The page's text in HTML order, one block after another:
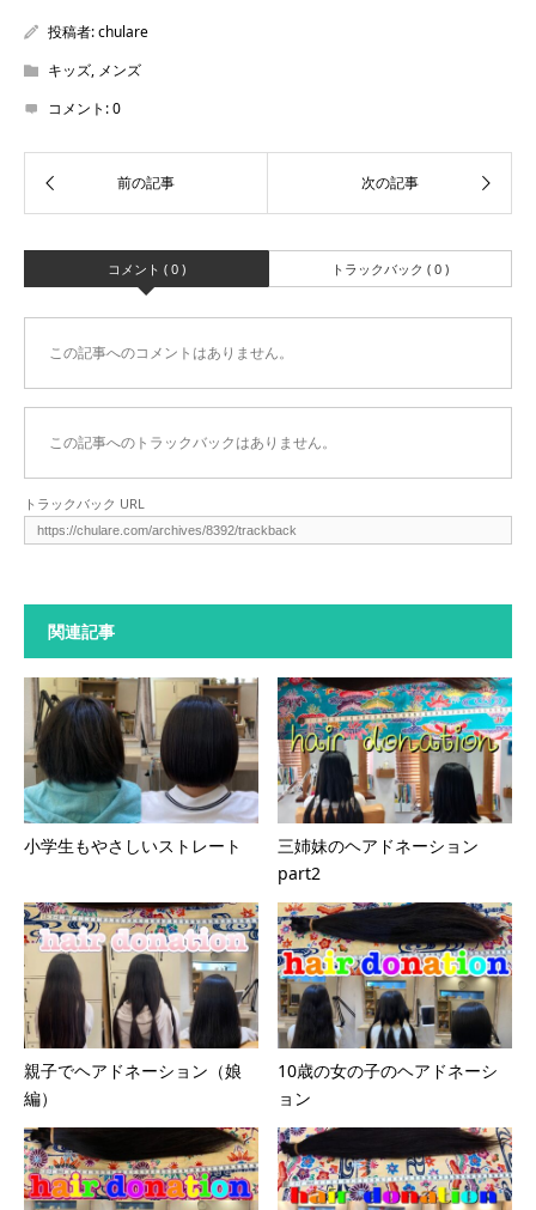
投稿者:chulare
キッズ, メンズ
コメント:0
コメント ( 0 ) トラックバック ( 0 )
この記事へのコメントはありません。
この記事へのトラックバックはありません。
トラックバック URL
関連記事
小学生もやさしいストレート
三姉妹のヘアドネーション
part2
親子でヘアドネーション（娘
編）
10歳の女の子のヘアドネーシ
ョン